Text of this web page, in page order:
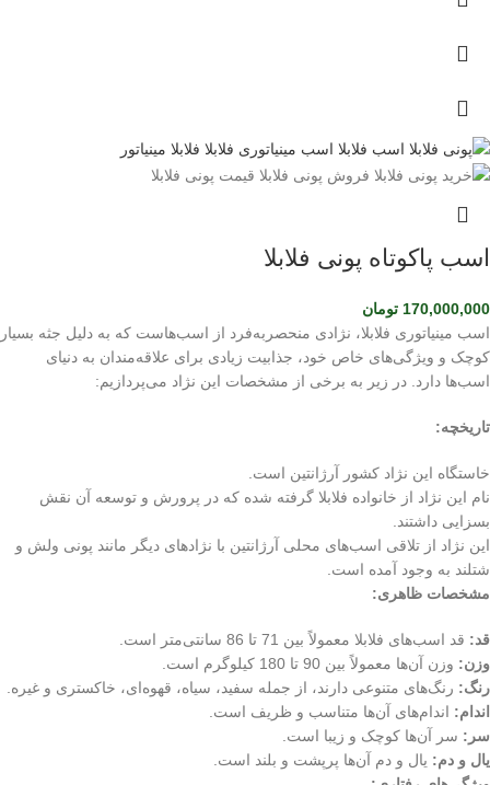
اسب پاکوتاه پونی فلابلا
170,000,000 تومان
اسب مینیاتوری فلابلا، نژادی منحصربه‌فرد از اسب‌هاست که به دلیل جثه بسیار
کوچک و ویژگی‌های خاص خود، جذابیت زیادی برای علاقه‌مندان به دنیای
اسب‌ها دارد. در زیر به برخی از مشخصات این نژاد می‌پردازیم:
تاریخچه:
خاستگاه این نژاد کشور آرژانتین است.
نام این نژاد از خانواده فلابلا گرفته شده که در پرورش و توسعه آن نقش
بسزایی داشتند.
این نژاد از تلاقی اسب‌های محلی آرژانتین با نژادهای دیگر مانند پونی ولش و
شتلند به وجود آمده است.
مشخصات ظاهری:
قد: قد اسب‌های فلابلا معمولاً بین 71 تا 86 سانتی‌متر است.
وزن: وزن آن‌ها معمولاً بین 90 تا 180 کیلوگرم است.
رنگ: رنگ‌های متنوعی دارند، از جمله سفید، سیاه، قهوه‌ای، خاکستری و غیره.
اندام: اندام‌های آن‌ها متناسب و ظریف است.
سر: سر آن‌ها کوچک و زیبا است.
یال و دم: یال و دم آن‌ها پرپشت و بلند است.